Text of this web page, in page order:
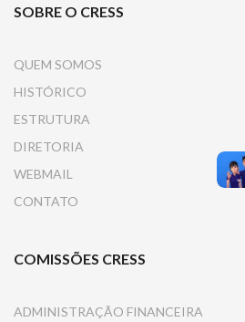
SOBRE O CRESS
QUEM SOMOS
HISTÓRICO
ESTRUTURA
DIRETORIA
WEBMAIL
CONTATO
COMISSÕES CRESS
ADMINISTRAÇÃO FINANCEIRA